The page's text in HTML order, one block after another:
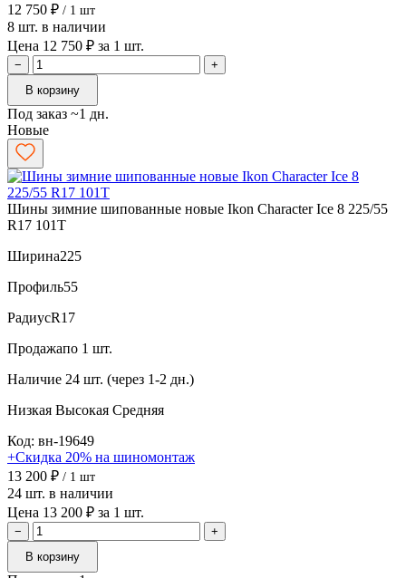
12 750 ₽ / 1 шт
8 шт. в наличии
Цена 12 750 ₽ за 1 шт.
−
+
В корзину
Под заказ ~1 дн.
Новые
Шины зимние шипованные новые Ikon Character Ice 8 225/55
R17 101T
Ширина225
Профиль55
РадиусR17
Продажапо 1 шт.
Наличие 24 шт. (через 1-2 дн.)
Низкая Высокая Средняя
Код: вн-19649
+Скидка 20% на шиномонтаж
13 200 ₽ / 1 шт
24 шт. в наличии
Цена 13 200 ₽ за 1 шт.
−
+
В корзину